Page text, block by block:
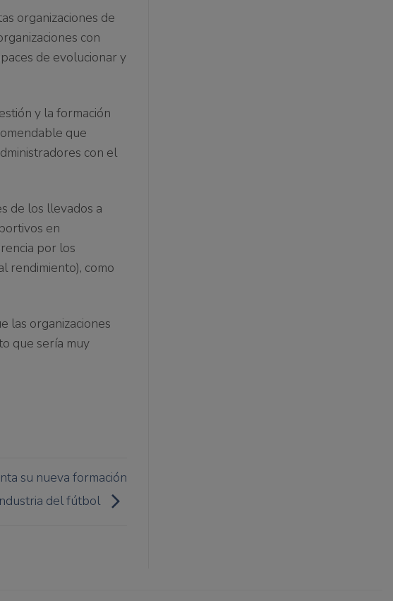
organizaciones de
con
de evolucionar y
y la formación
que
con el
de los llevados a
en
por los
rendimiento), como
las organizaciones
que sería muy
su nueva formación
del fútbol